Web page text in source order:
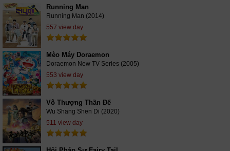
Running Man
Running Man (2014)
557 view day
Mèo Máy Doraemon
Doraemon New TV Series (2005)
553 view day
Vô Thượng Thần Đế
Wu Shang Shen Di (2020)
511 view day